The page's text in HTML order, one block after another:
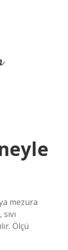
mezura
Ölçü